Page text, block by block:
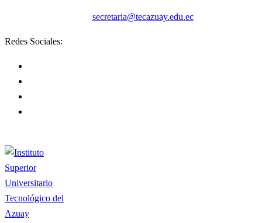
secretaria@tecazuay.edu.ec
Redes Sociales: